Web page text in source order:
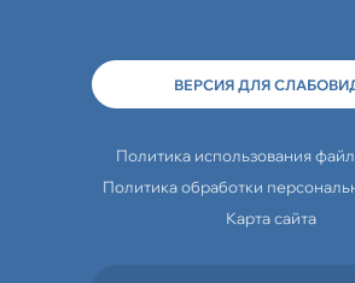
ВЕРСИЯ ДЛЯ
Политика использования
Политика обработки
Карта сайта